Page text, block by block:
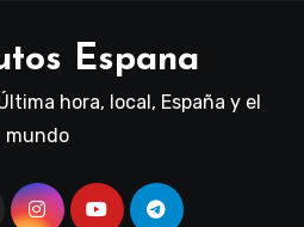
Espana
hora, local, España y el
mundo